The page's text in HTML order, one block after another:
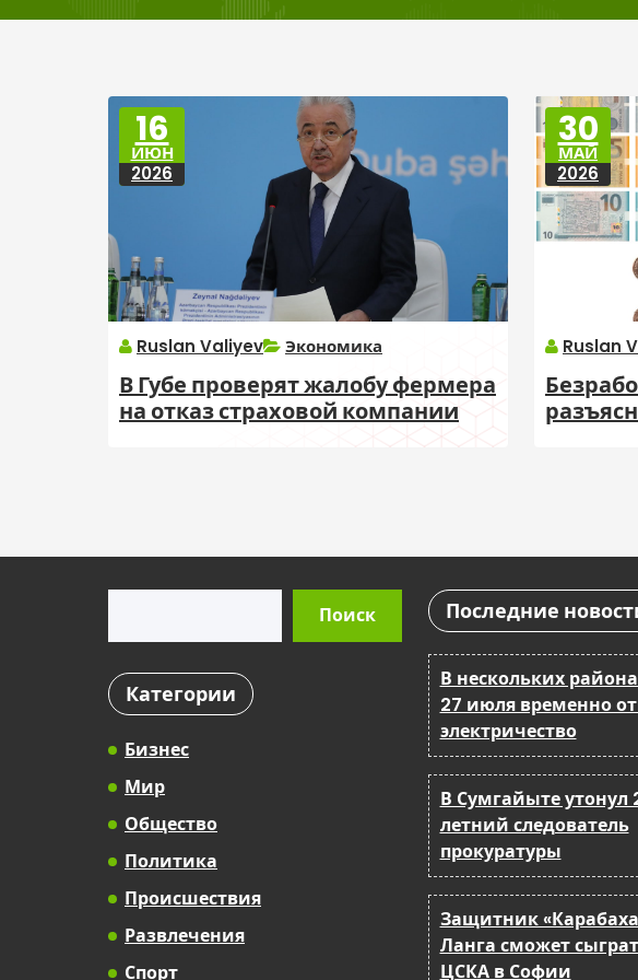
16
ИЮН
2026
Ruslan Valiyev Экономика
В Губе проверят жалобу фермера
на отказ страховой компании
30
МАЙ
2026
Ruslan
Поиск
Категории
Бизнес
Мир
Общество
Политика
Происшествия
Развлечения
Спорт
Последние
В нескольких
27 июля временно
электричество
В Сумгайыте утонул
летний следователь
прокуратуры
Защитник
Ланга сможет
ЦСКА в Софии